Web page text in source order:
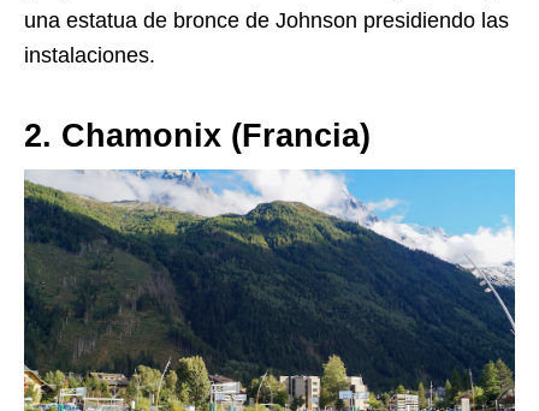
una estatua de bronce de Johnson presidiendo las
instalaciones.
2. Chamonix (Francia)